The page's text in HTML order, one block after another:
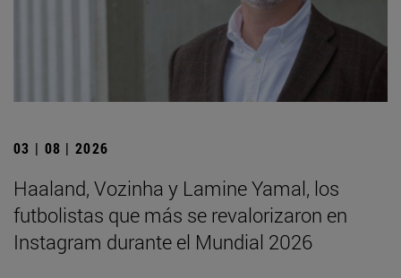
03 | 08 | 2026
Haaland, Vozinha y Lamine Yamal, los
futbolistas que más se revalorizaron en
Instagram durante el Mundial 2026